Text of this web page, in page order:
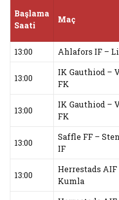
Başlama
Saati
Maç
13:00 Ahlafors IF –
13:00
IK Gauthiod –
FK
13:00
IK Gauthiod –
FK
13:00
Saffle FF –
IF
13:00
Herrestads AIF
Kumla